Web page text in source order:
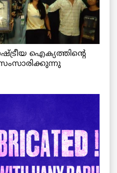
ഐക്യത്തിന്റെ
സംസാരിക്കുന്നു